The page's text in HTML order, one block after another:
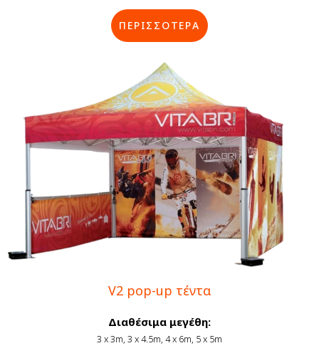
ΠΕΡΙΣΣΟΤΕΡΑ
V2 pop-up τέντα
Διαθέσιμα μεγέθη:
3 x 3m, 3 x 4.5m, 4 x 6m, 5 x 5m